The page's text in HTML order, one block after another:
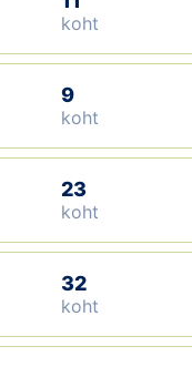
koht
9
koht
23
koht
32
koht